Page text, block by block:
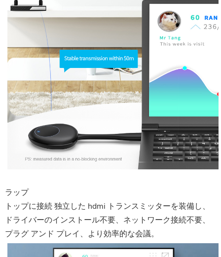
ラップ
トップに接続 独立した hdmi トランスミッターを装備し、
ドライバーのインストール不要、ネットワーク接続不要、
プラグ アンド プレイ、より効率的な会議。